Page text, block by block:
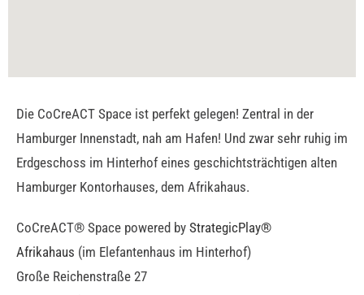
Die CoCreACT Space ist perfekt gelegen! Zentral in der
Hamburger Innenstadt, nah am Hafen! Und zwar sehr ruhig im
Erdgeschoss im Hinterhof eines geschichtsträchtigen alten
Hamburger Kontorhauses, dem Afrikahaus.
CoCreACT® Space powered by StrategicPlay®
Afrikahaus (im Elefantenhaus im Hinterhof)
Große Reichenstraße 27